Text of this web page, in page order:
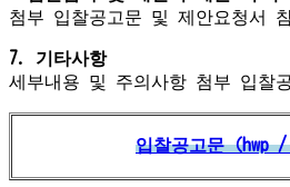
첨부 입찰공고문 및 제안요청서
7. 기타사항
세부내용 및 주의사항 첨부 입찰
입찰공고문（hwp